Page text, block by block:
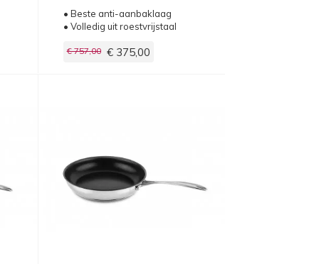
• Beste anti-aanbaklaag
• Volledig uit roestvrijstaal
€ 757,00 € 375,00